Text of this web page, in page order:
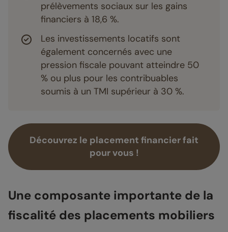
prélèvements sociaux sur les gains
financiers à 18,6 %.
Les investissements locatifs sont
également concernés avec une
pression fiscale pouvant atteindre 50
% ou plus pour les contribuables
soumis à un TMI supérieur à 30 %.
Découvrez le placement financier fait
pour vous !
Une composante importante de la
fiscalité des placements mobiliers